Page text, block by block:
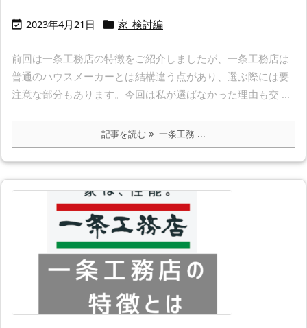
 2023年4月21日  家_検討編
前回は一条工務店の特徴をご紹介しましたが、一条工務店は
普通のハウスメーカーとは結構違う点があり、選ぶ際には要
注意な部分もあります。今回は私が選ばなかった理由も交 ...
記事を読む 一条工務 ...